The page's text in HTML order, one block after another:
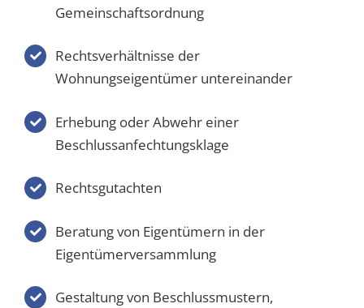
Gemeinschaftsordnung
Rechtsverhältnisse der
Wohnungseigentümer untereinander
Erhebung oder Abwehr einer
Beschlussanfechtungsklage
Rechtsgutachten
Beratung von Eigentümern in der
Eigentümerversammlung
Gestaltung von Beschlussmustern,